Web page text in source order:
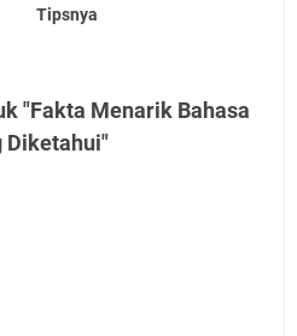
Tipsnya
"Fakta Menarik Bahasa
Diketahui"